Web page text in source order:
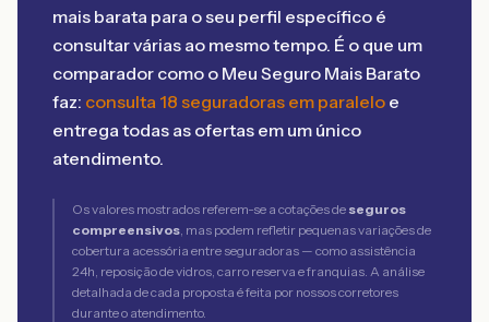
mais barata para o seu perfil específico é
consultar várias ao mesmo tempo. É o que um
comparador como o Meu Seguro Mais Barato
faz: consulta 18 seguradoras em paralelo e
entrega todas as ofertas em um único
atendimento.
Os valores mostrados referem-se a cotações de seguros
compreensivos, mas podem refletir pequenas variações de
cobertura acessória entre seguradoras — como assistência
24h, reposição de vidros, carro reserva e franquias. A análise
detalhada de cada proposta é feita por nossos corretores
durante o atendimento.